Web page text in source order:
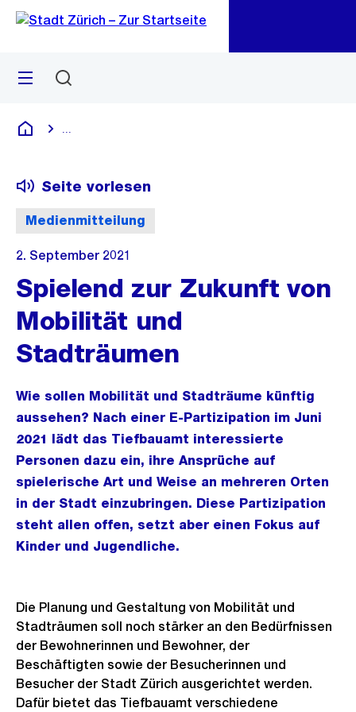
Navigation
Sprunglink
Menü
Deutsch
Medienmitteilung
Seite vorlesen
2. September 2021
Spielend zur Zukunft von
Mobilität und
Stadträumen
Wie sollen Mobilität und Stadträume künftig
aussehen? Nach einer E-Partizipation im Juni
2021 lädt das Tiefbauamt interessierte
Personen dazu ein, ihre Ansprüche auf
spielerische Art und Weise an mehreren Orten
in der Stadt einzubringen. Diese Partizipation
steht allen offen, setzt aber einen Fokus auf
Kinder und Jugendliche.
Die Planung und Gestaltung von Mobilität und
Stadträumen soll noch stärker an den Bedürfnissen
der Bewohnerinnen und Bewohner, der
Beschäftigten sowie der Besucherinnen und
Besucher der Stadt Zürich ausgerichtet werden.
Dafür bietet das Tiefbauamt verschiedene